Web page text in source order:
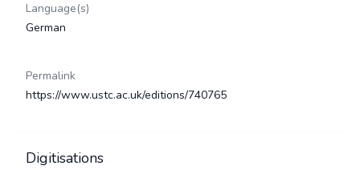
Language(s)
German
Permalink
https://www.ustc.ac.uk/editions/740765
Digitisations